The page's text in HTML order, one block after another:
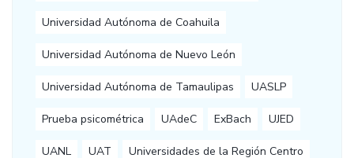
Universidad Autónoma de Coahuila
Universidad Autónoma de Nuevo León
Universidad Autónoma de Tamaulipas UASLP
Prueba psicométrica UAdeC ExBach UJED
UANL UAT Universidades de la Región Centro